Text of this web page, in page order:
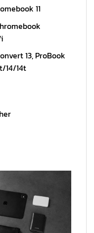
11
13, ProBook
14/14t